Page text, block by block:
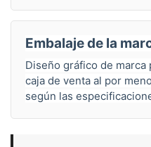
Embalaje de la
Diseño gráfico de
caja de venta al por
según las